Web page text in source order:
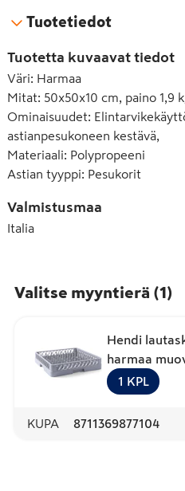
Tuotetiedot
Tuotetta kuvaavat tiedot
Väri: Harmaa
Mitat: 50x50x10 cm, paino 1,9
Ominaisuudet:
astianpesukoneen kestävä,
Materiaali: Polypropeeni
Astian tyyppi: Pesukorit
Valmistusmaa
Italia
Valitse myyntierä (1)
Hendi
harmaa
1 KPL
KUPA 8711369877104